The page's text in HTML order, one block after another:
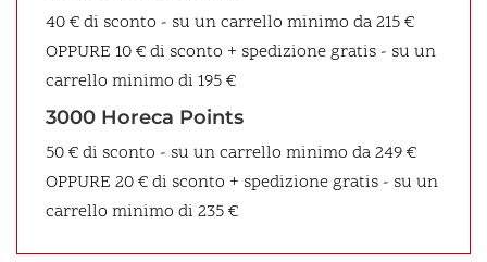
40 € di sconto - su un carrello minimo da 215 €
OPPURE 10 € di sconto + spedizione gratis - su un
carrello minimo di 195 €
3000 Horeca Points
50 € di sconto - su un carrello minimo da 249 €
OPPURE 20 € di sconto + spedizione gratis - su un
carrello minimo di 235 €